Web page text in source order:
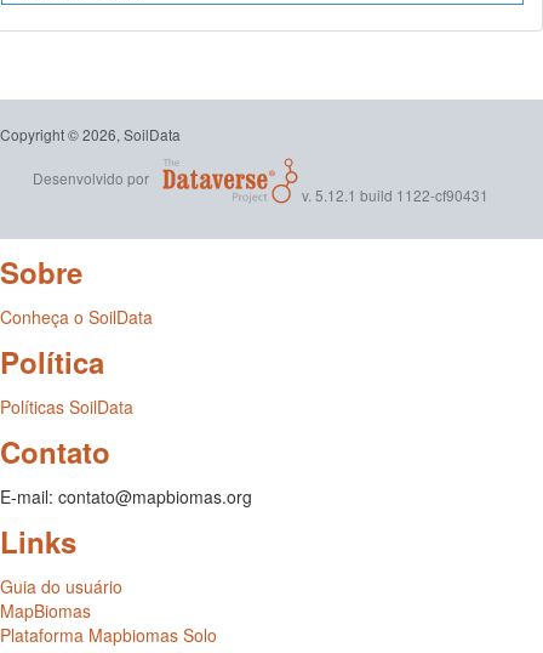
Copyright © 2026, SoilData
Desenvolvido por
v. 5.12.1 build 1122-cf90431
Sobre
Conheça o SoilData
Política
Políticas SoilData
Contato
E-mail: contato@mapbiomas.org
Links
Guia do usuário
MapBiomas
Plataforma Mapbiomas Solo